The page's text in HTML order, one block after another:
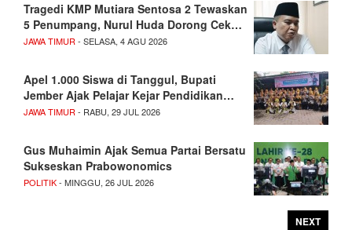
Tragedi KMP Mutiara Sentosa 2 Tewaskan
5 Penumpang, Nurul Huda Dorong Cek…
JAWA TIMUR - SELASA, 4 AGU 2026
Apel 1.000 Siswa di Tanggul, Bupati
Jember Ajak Pelajar Kejar Pendidikan…
JAWA TIMUR - RABU, 29 JUL 2026
Gus Muhaimin Ajak Semua Partai Bersatu
Sukseskan Prabowonomics
POLITIK- MINGGU, 26 JUL 2026
NEXT